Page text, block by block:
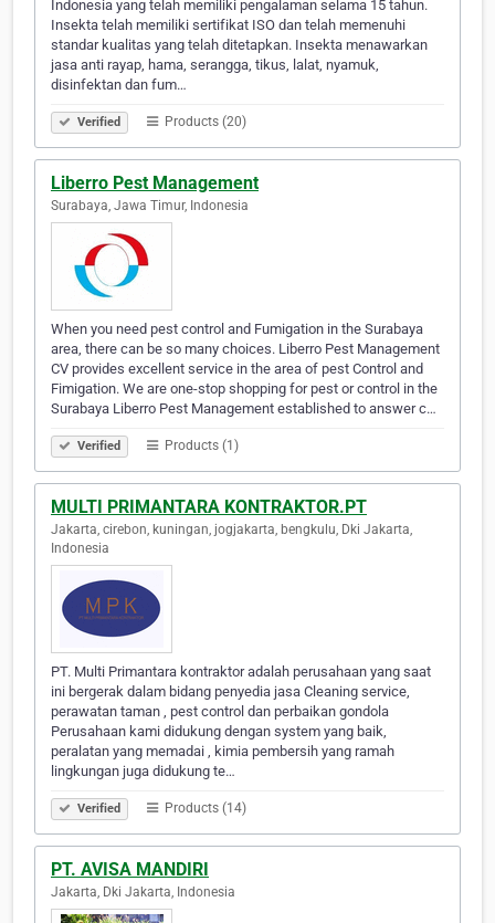
Indonesia yang telah memiliki pengalaman selama 15 tahun.
Insekta telah memiliki sertifikat ISO dan telah memenuhi
standar kualitas yang telah ditetapkan. Insekta menawarkan
jasa anti rayap, hama, serangga, tikus, lalat, nyamuk,
disinfektan dan fum…
Verified Products (20)
Liberro Pest Management
Surabaya, Jawa Timur, Indonesia
When you need pest control and Fumigation in the Surabaya
area, there can be so many choices. Liberro Pest Management
CV provides excellent service in the area of pest Control and
Fimigation. We are one-stop shopping for pest or control in the
Surabaya Liberro Pest Management established to answer c…
Verified Products (1)
MULTI PRIMANTARA KONTRAKTOR.PT
Jakarta, cirebon, kuningan, jogjakarta, bengkulu, Dki Jakarta,
Indonesia
PT. Multi Primantara kontraktor adalah perusahaan yang saat
ini bergerak dalam bidang penyedia jasa Cleaning service,
perawatan taman , pest control dan perbaikan gondola
Perusahaan kami didukung dengan system yang baik,
peralatan yang memadai , kimia pembersih yang ramah
lingkungan juga didukung te…
Verified Products (14)
PT. AVISA MANDIRI
Jakarta, Dki Jakarta, Indonesia